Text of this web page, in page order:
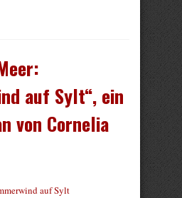
auf Sylt“, ein
von Cornelia